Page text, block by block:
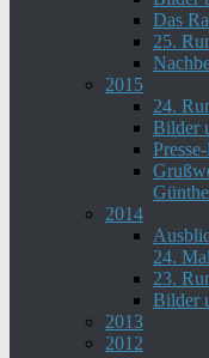
Das
25.
2015
24.
Bilder
2014
24.
23.
Bilder
2013
2012